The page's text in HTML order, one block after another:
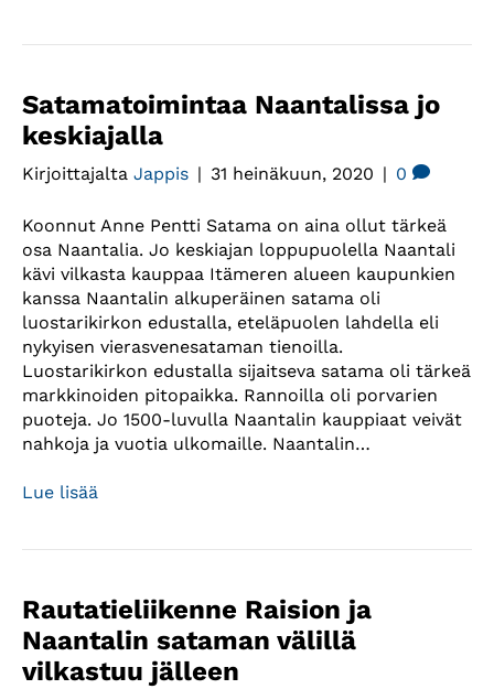
Satamatoimintaa Naantalissa jo
keskiajalla
Kirjoittajalta Jappis | 31 heinäkuun, 2020 | 0
Koonnut Anne Pentti Satama on aina ollut tärkeä
osa Naantalia. Jo keskiajan loppupuolella Naantali
kävi vilkasta kauppaa Itämeren alueen kaupunkien
kanssa Naantalin alkuperäinen satama oli
luostarikirkon edustalla, eteläpuolen lahdella eli
nykyisen vierasvenesataman tienoilla.
Luostarikirkon edustalla sijaitseva satama oli tärkeä
markkinoiden pitopaikka. Rannoilla oli porvarien
puoteja. Jo 1500-luvulla Naantalin kauppiaat veivät
nahkoja ja vuotia ulkomaille. Naantalin…
Lue lisää
Rautatieliikenne Raision ja
Naantalin sataman välillä
vilkastuu jälleen